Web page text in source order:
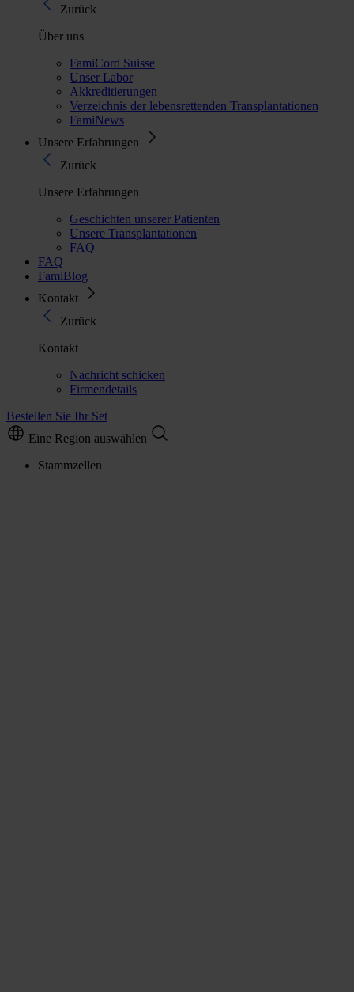
Zurück
Über uns
FamiCord Suisse
Unser Labor
Akkreditierungen
Verzeichnis der lebensrettenden Transplantationen
FamiNews
Unsere Erfahrungen
Zurück
Unsere Erfahrungen
Geschichten unserer Patienten
Unsere Transplantationen
FAQ
FAQ
FamiBlog
Kontakt
Zurück
Kontakt
Nachricht schicken
Firmendetails
Bestellen Sie Ihr Set
Eine Region auswählen
Stammzellen